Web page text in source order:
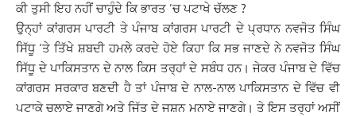
ਕੀ ਤੁਸੀ ਇਹ ਨਹੀਂ ਚਾਹੁੰਦੇ ਕਿ ਭਾਰਤ ’ਚ ਪਟਾਖੇ ਚੱਲਣ ?
ਉਨ੍ਹਾਂ ਕਾਂਗਰਸ ਪਾਰਟੀ ਤੇ ਪੰਜਾਬ ਕਾਂਗਰਸ ਪਾਰਟੀ ਦੇ ਪ੍ਰਧਾਨ ਨਵਜੋਤ ਸਿੰਘ
ਸਿੱਧੂ ‘ਤੇ ਤਿੱਖੇ ਸ਼ਬਦੀ ਹਮਲੇ ਕਰਦੇ ਹੋਏ ਕਿਹਾ ਕਿ ਸਭ ਜਾਣਦੇ ਨੇ ਨਵਜੋਤ ਸਿੰਘ
ਸਿੱਧੂ ਦੇ ਪਾਕਿਸਤਾਨ ਦੇ ਨਾਲ ਕਿਸ ਤਰ੍ਹਾਂ ਦੇ ਸਬੰਧ ਹਨ। ਜੇਕਰ ਪੰਜਾਬ ਦੇ ਵਿੱਚ
ਕਾਂਗਰਸ ਸਰਕਾਰ ਬਣਦੀ ਹੈ ਤਾਂ ਪੰਜਾਬ ਦੇ ਨਾਲ-ਨਾਲ ਪਾਕਿਸਤਾਨ ਦੇ ਵਿੱਚ ਵੀ
ਪਟਾਕੇ ਚਲਾਏ ਜਾਣਗੇ ਅਤੇ ਜਿੱਤ ਦੇ ਜਸ਼ਨ ਮਨਾਏ ਜਾਣਗੇ। ਤੇ ਇਸ ਤਰ੍ਹਾਂ ਅਸੀਂ